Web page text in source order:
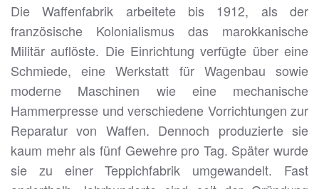
Die Waffenfabrik arbeitete bis 1912, als der
französische Kolonialismus das marokkanische
Militär auflöste. Die Einrichtung verfügte über eine
Schmiede, eine Werkstatt für Wagenbau sowie
moderne Maschinen wie eine mechanische
Hammerpresse und verschiedene Vorrichtungen zur
Reparatur von Waffen. Dennoch produzierte sie
kaum mehr als fünf Gewehre pro Tag. Später wurde
sie zu einer Teppichfabrik umgewandelt. Fast